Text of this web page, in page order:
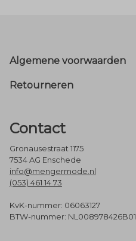
Footer
Algemene voorwaarden
Retourneren
Contact
Gronausestraat 1175
7534 AG Enschede
info@mengermode.nl
(053) 461 14 73
KvK-nummer: 06063127
BTW-nummer: NL008978426B01